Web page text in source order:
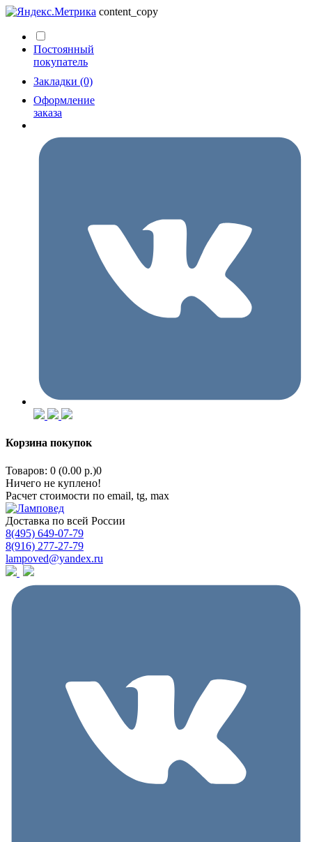
content_copy
Постоянный
покупатель
Закладки (0)
Оформление
заказа
Корзина покупок
Товаров: 0 (0.00 р.)0
Ничего не куплено!
Расчет стоимости по email, tg, max
Доставка по всей России
8(495) 649-07-79
8(916) 277-27-79
lampoved@yandex.ru